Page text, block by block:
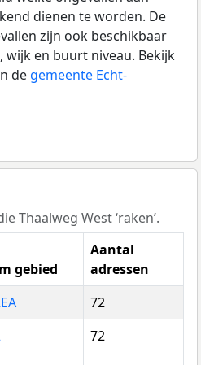
dienen te worden. De
zijn ook beschikbaar
wijk en buurt niveau. Bekijk
de gemeente Echt-
Thaalweg West ‘raken’.
gebied
Aantal
adressen
72
72